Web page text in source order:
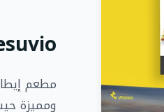
مطعم
ومميزة